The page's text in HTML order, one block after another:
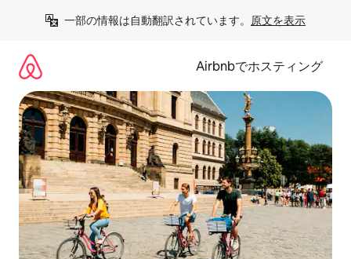
一部の情報は自動翻訳されています。 原文を表示
Airbnbでホスティング